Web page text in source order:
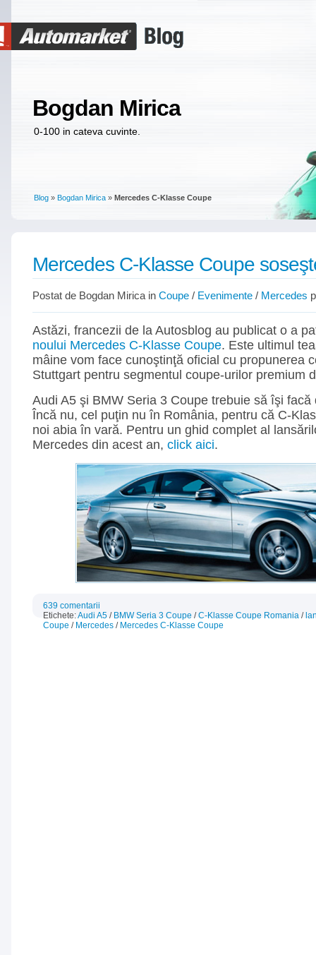
Bogdan Mirica
0-100 in cateva cuvinte.
Blog » Bogdan Mirica » Mercedes C-Klasse Coupe
Mercedes C-Klasse Coupe
Postat de Bogdan Mirica in Coupe / Evenimente / Mercedes
Astăzi, francezii de la Autosblog au publicat o a
noului Mercedes C-Klasse Coupe. Este ultimul
mâine vom face cunoştinţă oficial cu propunerea
Stuttgart pentru segmentul coupe-urilor premium
Audi A5 şi BMW Seria 3 Coupe trebuie să îşi facă
Încă nu, cel puţin nu în România, pentru că C-
noi abia în vară. Pentru un ghid complet al
Mercedes din acest an, click aici.
639 comentarii
Etichete:Audi A5 / BMW Seria 3 Coupe /C-Klasse Coupe Romania /
Coupe / Mercedes / Mercedes C-Klasse Coupe